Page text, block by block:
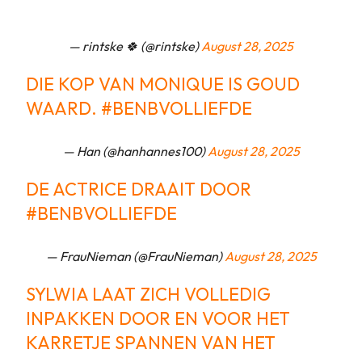
— rintske 🍀 (@rintske)August 28, 2025
DIE KOP VAN MONIQUE IS GOUD
WAARD. #BENBVOLLIEFDE
— Han (@hanhannes100)August 28, 2025
DE ACTRICE DRAAIT DOOR
#BENBVOLLIEFDE
— FrauNieman (@FrauNieman)August 28, 2025
SYLWIA LAAT ZICH VOLLEDIG
INPAKKEN DOOR EN VOOR HET
KARRETJE SPANNEN VAN HET